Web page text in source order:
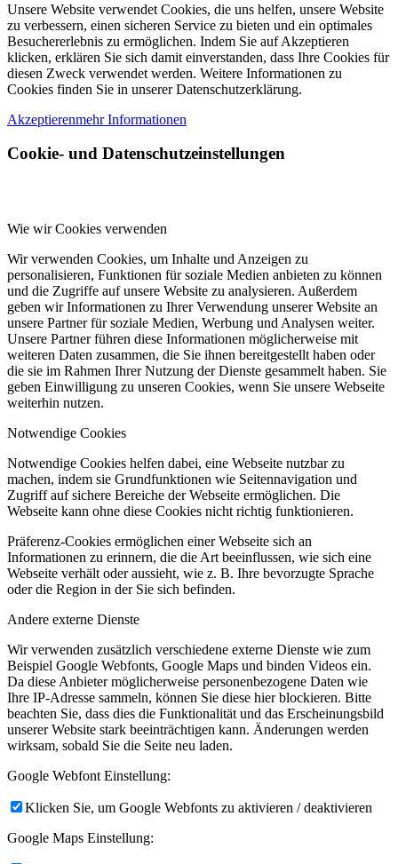
Unsere Website verwendet Cookies, die uns helfen, unsere Website
zu verbessern, einen sicheren Service zu bieten und ein optimales
Besuchererlebnis zu ermöglichen. Indem Sie auf Akzeptieren
klicken, erklären Sie sich damit einverstanden, dass Ihre Cookies für
diesen Zweck verwendet werden. Weitere Informationen zu
Cookies finden Sie in unserer Datenschutzerklärung.
Akzeptierenmehr Informationen
Cookie- und Datenschutzeinstellungen
Wie wir Cookies verwenden
Wir verwenden Cookies, um Inhalte und Anzeigen zu
personalisieren, Funktionen für soziale Medien anbieten zu können
und die Zugriffe auf unsere Website zu analysieren. Außerdem
geben wir Informationen zu Ihrer Verwendung unserer Website an
unsere Partner für soziale Medien, Werbung und Analysen weiter.
Unsere Partner führen diese Informationen möglicherweise mit
weiteren Daten zusammen, die Sie ihnen bereitgestellt haben oder
die sie im Rahmen Ihrer Nutzung der Dienste gesammelt haben. Sie
geben Einwilligung zu unseren Cookies, wenn Sie unsere Webseite
weiterhin nutzen.
Notwendige Cookies
Notwendige Cookies helfen dabei, eine Webseite nutzbar zu
machen, indem sie Grundfunktionen wie Seitennavigation und
Zugriff auf sichere Bereiche der Webseite ermöglichen. Die
Webseite kann ohne diese Cookies nicht richtig funktionieren.
Präferenz-Cookies ermöglichen einer Webseite sich an
Informationen zu erinnern, die die Art beeinflussen, wie sich eine
Webseite verhält oder aussieht, wie z. B. Ihre bevorzugte Sprache
oder die Region in der Sie sich befinden.
Andere externe Dienste
Wir verwenden zusätzlich verschiedene externe Dienste wie zum
Beispiel Google Webfonts, Google Maps und binden Videos ein.
Da diese Anbieter möglicherweise personenbezogene Daten wie
Ihre IP-Adresse sammeln, können Sie diese hier blockieren. Bitte
beachten Sie, dass dies die Funktionalität und das Erscheinungsbild
unserer Website stark beeinträchtigen kann. Änderungen werden
wirksam, sobald Sie die Seite neu laden.
Google Webfont Einstellung:
Klicken Sie, um Google Webfonts zu aktivieren / deaktivieren
Google Maps Einstellung: